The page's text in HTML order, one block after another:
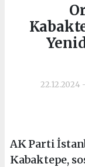
22.12.2024
AK Parti
Kabaktepe,